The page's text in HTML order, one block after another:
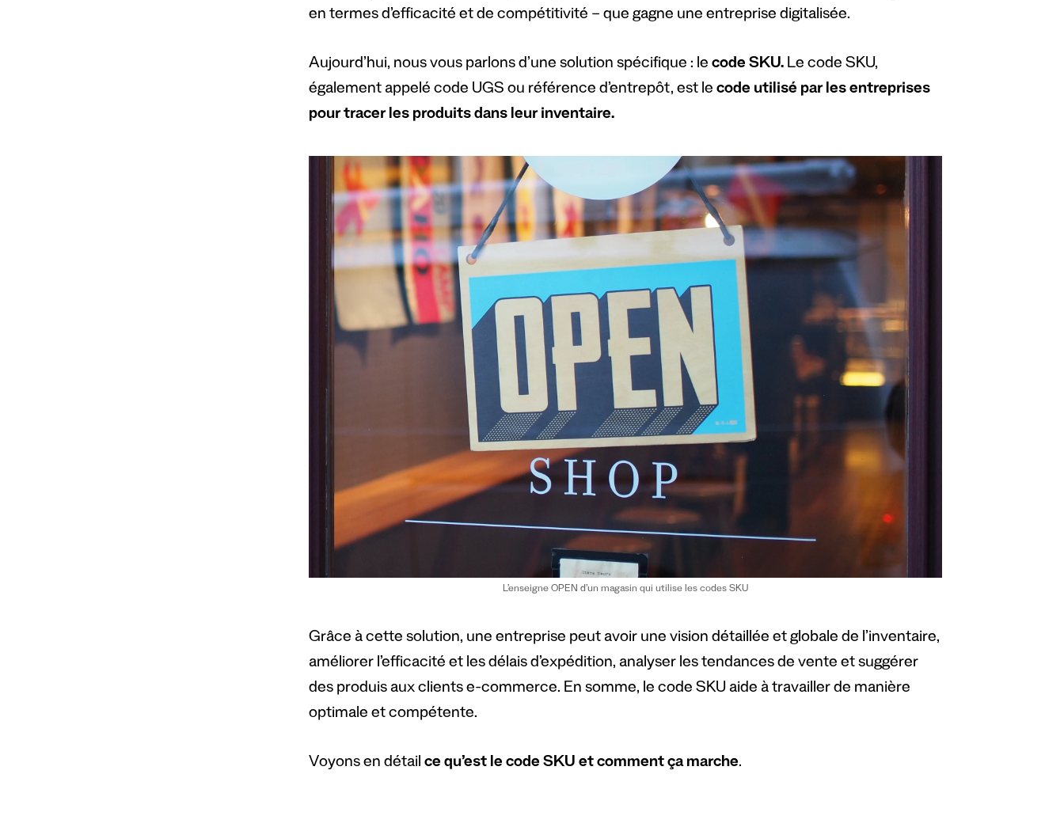
en termes d’efficacité et de compétitivité – que gagne une entreprise digitalisée.
Aujourd’hui, nous vous parlons d’une solution spécifique : le code SKU. Le code SKU,
également appelé code UGS ou référence d’entrepôt, est le code utilisé par les entreprises
pour tracer les produits dans leur inventaire.
L’enseigne OPEN d’un magasin qui utilise les codes SKU
Grâce à cette solution, une entreprise peut avoir une vision détaillée et globale de l’inventaire,
améliorer l’efficacité et les délais d’expédition, analyser les tendances de vente et suggérer
des produis aux clients e-commerce. En somme, le code SKU aide à travailler de manière
optimale et compétente.
Voyons en détail ce qu’est le code SKU et comment ça marche.